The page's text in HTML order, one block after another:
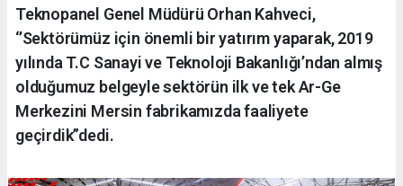
Teknopanel Genel Müdürü Orhan Kahveci,
‘’Sektörümüz için önemli bir yatırım yaparak, 2019
yılında T.C Sanayi ve Teknoloji Bakanlığı’ndan almış
olduğumuz belgeyle sektörün ilk ve tek Ar-Ge
Merkezini Mersin fabrikamızda faaliyete
geçirdik”dedi.